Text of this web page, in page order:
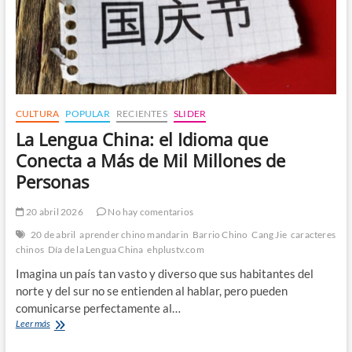
de
Historias
CULTURA POPULAR RECIENTES SLIDER
La Lengua China: el Idioma que
Conecta a Más de Mil Millones de
Personas
20 abril 2026
No hay comentarios
20 de abril aprender chino mandarin Barrio Chino Cang Jie caracteres
chinos Día de la Lengua China ehplustv.com
Imagina un país tan vasto y diverso que sus habitantes del
norte y del sur no se entienden al hablar, pero pueden
comunicarse perfectamente al…
Leer másLa